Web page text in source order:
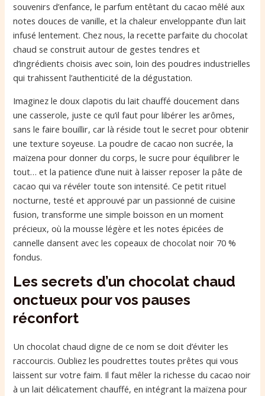
souvenirs d’enfance, le parfum entêtant du cacao mêlé aux
notes douces de vanille, et la chaleur enveloppante d’un lait
infusé lentement. Chez nous, la recette parfaite du chocolat
chaud se construit autour de gestes tendres et
d’ingrédients choisis avec soin, loin des poudres industrielles
qui trahissent l’authenticité de la dégustation.
Imaginez le doux clapotis du lait chauffé doucement dans
une casserole, juste ce qu’il faut pour libérer les arômes,
sans le faire bouillir, car là réside tout le secret pour obtenir
une texture soyeuse. La poudre de cacao non sucrée, la
maïzena pour donner du corps, le sucre pour équilibrer le
tout… et la patience d’une nuit à laisser reposer la pâte de
cacao qui va révéler toute son intensité. Ce petit rituel
nocturne, testé et approuvé par un passionné de cuisine
fusion, transforme une simple boisson en un moment
précieux, où la mousse légère et les notes épicées de
cannelle dansent avec les copeaux de chocolat noir 70 %
fondus.
Les secrets d’un chocolat chaud
onctueux pour vos pauses
réconfort
Un chocolat chaud digne de ce nom se doit d’éviter les
raccourcis. Oubliez les poudrettes toutes prêtes qui vous
laissent sur votre faim. Il faut mêler la richesse du cacao noir
à un lait délicatement chauffé, en intégrant la maïzena pour